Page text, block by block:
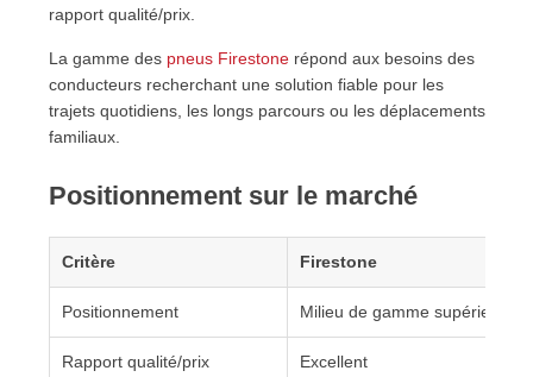
rapport qualité/prix.
La gamme des pneus Firestonerépond aux besoins des
conducteurs recherchant une solution fiable pour les
trajets quotidiens, les longs parcours ou les déplacements
familiaux.
Positionnement sur le marché
Critère Firestone
Positionnement Milieu de gamme supérieur
Rapport qualité/prix Excellent